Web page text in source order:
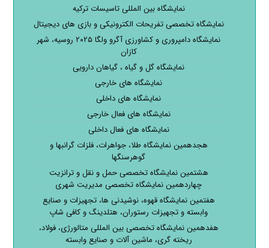
نمایشگاه بین المللی تاسیسات ترکیه
نمایشگاه تخصصی تفریحات الکترونیکی و بازی های دیجیتال
نمایشگاه دامپروری و کشاورزی آگرو ولگا ۲۰۲۵ روسیه، شهر
کازان
نمایشگاه گل و گیاه ، گیاهان دارویی
نمایشگاه های خارجی
نمایشگاه های داخلی
نمایشگاه های فعال خارجی
نمایشگاه های فعال داخلی
هجدهمین نمایشگاه طلا، جواهرات، فلزات گرانبها و
گوهرسنگها
هشتمین نمایشگاه تخصصی حمل و نقل و ترانزیت
چهاردهمین نمایشگاه تخصصی مدیریت شهری
هفتمین نمایشگاه قهوه، نوشیدنی ها، تجهیزات و صنایع
وابسته و تجهیزات رستوران، هتلدینگ و کافی شاپ
هفدهمین نمایشگاه تخصصی بین المللی متالورژی، فولاد،
ریخته گری، ماشین آلات و صنایع وابسته